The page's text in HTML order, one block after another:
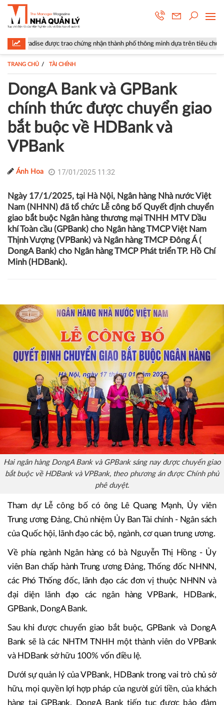
trao chứng nhận thành phố thông minh dựa trên tiêu chuẩn ISO 37122
TRANG CHỦ TÀI CHÍNH
DongA Bank và GPBank
chính thức được chuyển giao
bắt buộc về HDBank và
VPBank
Ánh Hoa 17/01/2025 11:32
Ngày 17/1/2025, tại Hà Nội, Ngân hàng Nhà nước Việt
Nam (NHNN) đã tổ chức Lễ công bố Quyết định chuyển
giao bắt buộc Ngân hàng thương mại TNHH MTV Dầu
khí Toàn cầu (GPBank) cho Ngân hàng TMCP Việt Nam
Thịnh Vượng (VPBank) và Ngân hàng TMCP Đông Á (
DongA Bank) cho Ngân hàng TMCP Phát triển TP. Hồ Chí
Minh (HDBank).
Hai ngân hàng DongA Bank và GPBank sáng nay được chuyển giao
bắt buộc về HDBank và VPBank, theo phương án được Chính phủ
phê duyệt.
Tham dự Lễ công bố có ông Lê Quang Mạnh, Ủy viên
Trung ương Đảng, Chủ nhiệm Ủy Ban Tài chính - Ngân sách
của Quốc hội, lãnh đạo các bộ, ngành, cơ quan trung ương.
Về phía ngành Ngân hàng có bà Nguyễn Thị Hồng - Ủy
viên Ban chấp hành Trung ương Đảng, Thống đốc NHNN,
các Phó Thống đốc, lãnh đạo các đơn vị thuộc NHNN và
đại diện lãnh đạo các ngân hàng VPBank, HDBank,
GPBank, DongA Bank.
Sau khi được chuyển giao bắt buộc, GPBank và DongA
Bank sẽ là các NHTM TNHH một thành viên do VPBank
và HDBank sở hữu 100% vốn điều lệ.
Dưới sự quản lý của VPBank, HDBank trong vai trò chủ sở
hữu, mọi quyền lợi hợp pháp của người gửi tiền, của khách
hàng tại GPBank, DongA Bank tiếp tục được bảo đảm